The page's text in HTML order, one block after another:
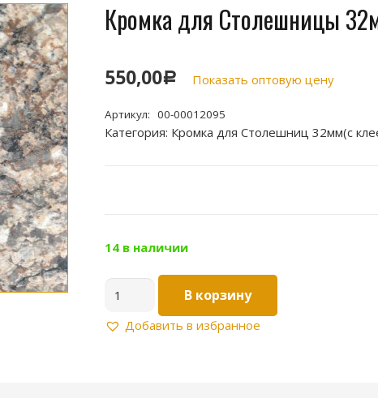
Кромка для Столешницы
550,00Р Показать оптовую цену
Артикул: 00-00012095
Категория: Кромка для Столешниц 32мм(с
14 в наличии
товара
Кромка
В корзину
Добавить в избранное